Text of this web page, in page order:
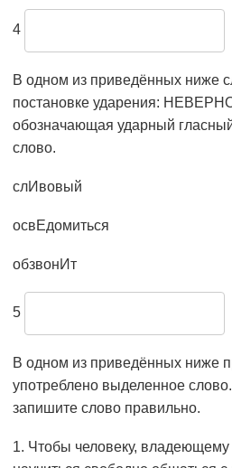
4
В одном из приведённых ниже
постановке ударения:
обозначающая ударный
слово.
слИвовый
освЕдомиться
обзвонИт
5
В одном из приведённых
употреблено выделенное
запишите слово правильно.
1. Чтобы человеку,